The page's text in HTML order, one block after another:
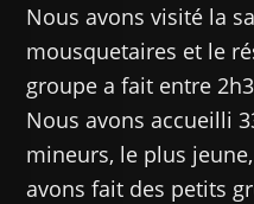
Nous avons visité la
mousquetaires et le
groupe a fait entre
Nous avons accueilli
mineurs, le plus
avons fait des petits